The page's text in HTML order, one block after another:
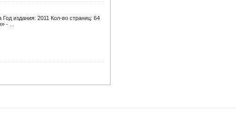
издания: 2011 Кол-во страниц: 64
- ...